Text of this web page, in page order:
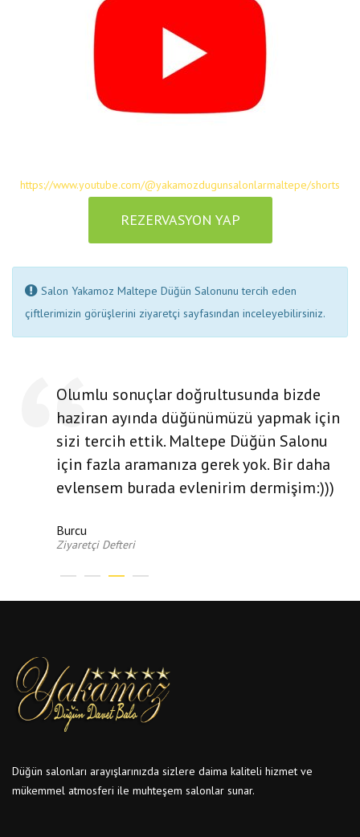
https://www.youtube.com/@yakamozdugunsalonlarmaltepe/shorts
REZERVASYON YAP
Salon Yakamoz Maltepe Düğün Salonunu tercih eden
çiftlerimizin görüşlerini ziyaretçi sayfasından inceleyebilirsiniz.
Olumlu sonuçlar doğrultusunda bizde
haziran ayında düğünümüzü yapmak için
sizi tercih ettik. Maltepe Düğün Salonu
için fazla aramanıza gerek yok. Bir daha
evlensem burada evlenirim dermişim:)))
Burcu
Ziyaretçi Defteri
Düğün salonları arayışlarınızda sizlere daima kaliteli hizmet ve
mükemmel atmosferi ile muhteşem salonlar sunar.